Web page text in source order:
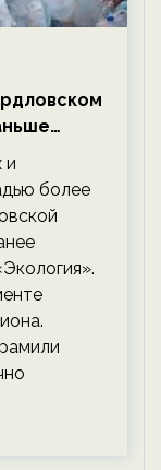
и
более